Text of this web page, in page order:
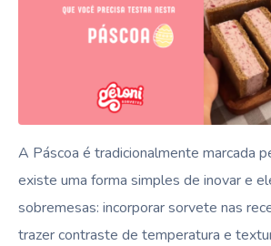
A Páscoa é tradicionalmente marcada
existe uma forma simples de inovar e
sobremesas: incorporar sorvete nas
trazer contraste de temperatura e